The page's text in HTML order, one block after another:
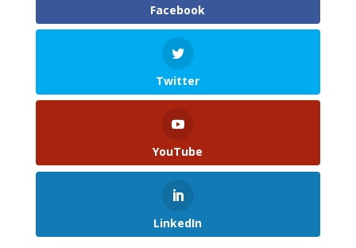
Facebook
Twitter
YouTube
LinkedIn